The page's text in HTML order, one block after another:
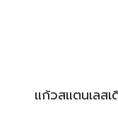
แก้วสแตนเลส